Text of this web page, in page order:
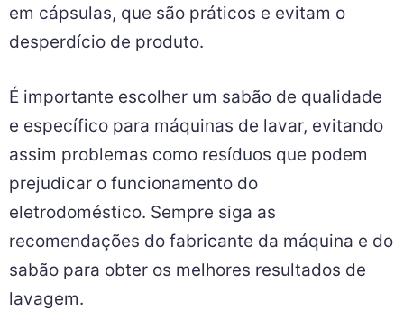
em cápsulas, que são práticos e evitam o
desperdício de produto.
É importante escolher um sabão de qualidade
e específico para máquinas de lavar, evitando
assim problemas como resíduos que podem
prejudicar o funcionamento do
eletrodoméstico. Sempre siga as
recomendações do fabricante da máquina e do
sabão para obter os melhores resultados de
lavagem.